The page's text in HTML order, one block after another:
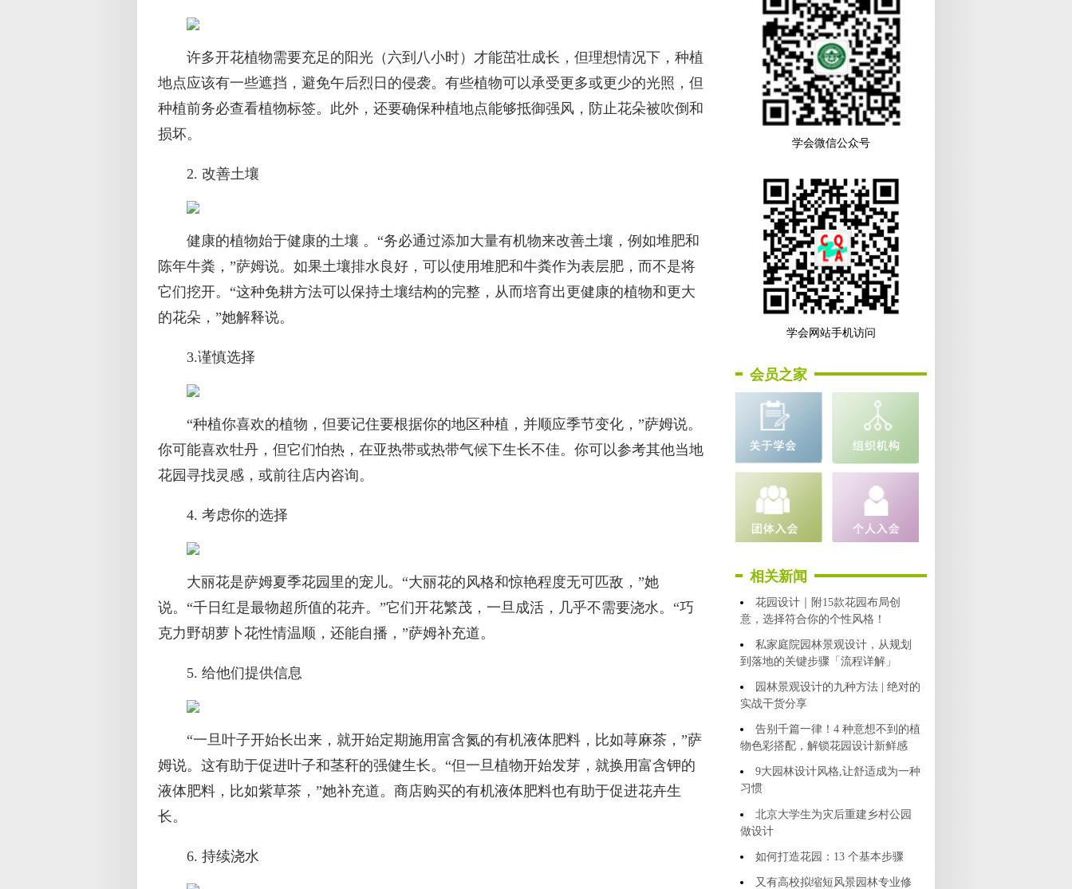
许多开花植物需要充足的阳光（六到八小时）才能茁壮成长，但理想情况下，种植
地点应该有一些遮挡，避免午后烈日的侵袭。有些植物可以承受更多或更少的光照，但
种植前务必查看植物标签。此外，还要确保种植地点能够抵御强风，防止花朵被吹倒和
损坏。
2. 改善土壤
健康的植物始于健康的土壤 。“务必通过添加大量有机物来改善土壤，例如堆肥和
陈年牛粪，”萨姆说。如果土壤排水良好，可以使用堆肥和牛粪作为表层肥，而不是将
它们挖开。“这种免耕方法可以保持土壤结构的完整，从而培育出更健康的植物和更大
的花朵，”她解释说。
3.谨慎选择
“种植你喜欢的植物，但要记住要根据你的地区种植，并顺应季节变化，”萨姆说。
你可能喜欢牡丹，但它们怕热，在亚热带或热带气候下生长不佳。你可以参考其他当地
花园寻找灵感，或前往店内咨询。
4. 考虑你的选择
大丽花是萨姆夏季花园里的宠儿。“大丽花的风格和惊艳程度无可匹敌，”她
说。“千日红是最物超所值的花卉。”它们开花繁茂，一旦成活，几乎不需要浇水。“巧
克力野胡萝卜花性情温顺，还能自播，”萨姆补充道。
5. 给他们提供信息
“一旦叶子开始长出来，就开始定期施用富含氮的有机液体肥料，比如荨麻茶，”萨
姆说。这有助于促进叶子和茎秆的强健生长。“但一旦植物开始发芽，就换用富含钾的
液体肥料，比如紫草茶，”她补充道。商店购买的有机液体肥料也有助于促进花卉生
长。
6. 持续浇水
学会微信公众号
学会网站手机访问
会员之家
相关新闻
花园设计｜附15款花园布局创
意，选择符合你的个性风格！
私家庭院园林景观设计，从规划
到落地的关键步骤「流程详解」
园林景观设计的九种方法 | 绝对的
实战干货分享
告别千篇一律！4 种意想不到的植
物色彩搭配，解锁花园设计新鲜感
9大园林设计风格,让舒适成为一种
习惯
北京大学生为灾后重建乡村公园
做设计
如何打造花园：13 个基本步骤
又有高校拟缩短风景园林专业修